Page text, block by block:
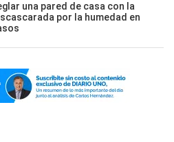
una pared de casa con la
por la humedad en